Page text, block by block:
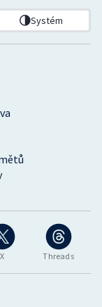
X Threads
Systém